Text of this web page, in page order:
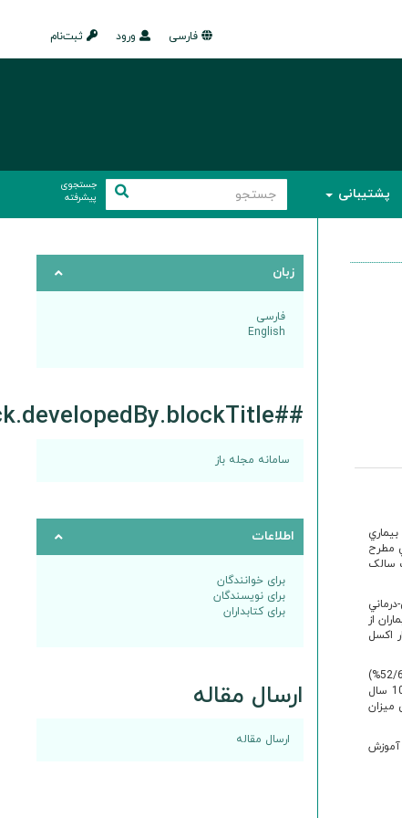
ثبت‌نام ورود فارسی
پشتیبانی
جستجوی
پیشرفته
بهداشتي مطرح
سالک
بهداشتي-‌‌‌‌‌درماني
از
اکسل
ميزان بروز بيماري 343 در صد هزار برآورد گرديد. از 137 بيمار مورد مطالعه 65 نفر مرد (47/7%) و 72 نفر زن (52/6%)
بودند. 97 نفر (70/8%) در شهر و 40 نفر ( 29/2%) در روستا سکونت داشتند. بيشترين فراواني در گروه سني يک تا 10 سال
بالاترين ميزان
آموزش
زبان
فارسی
English
##plugins.block.developedBy.blockTitle##
سامانه مجله باز
اطلاعات
برای خوانندگان
برای نویسندگان
برای کتابداران
ارسال مقاله
ارسال مقاله